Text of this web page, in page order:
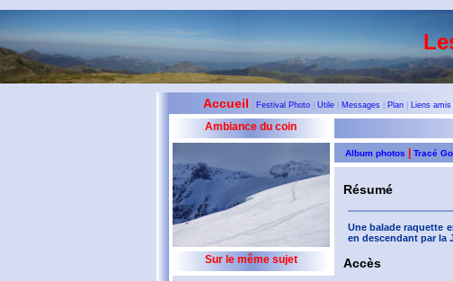
Accueil Festival Photo| Utile| Messages| Plan| Liens amis|
Ambiance du coin
Sur le même sujet
Album photos Tracé
Résumé
Une balade raquette
en descendant par la
Accès